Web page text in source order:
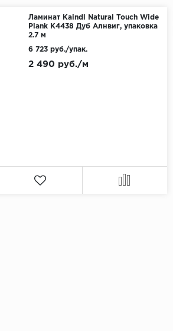
Ламинат Kaindl Natural Touch Wide
Plank K4438 Дуб Алнвиг, упаковка
2.7 м
2 490 руб./м
6 723 руб./упак.